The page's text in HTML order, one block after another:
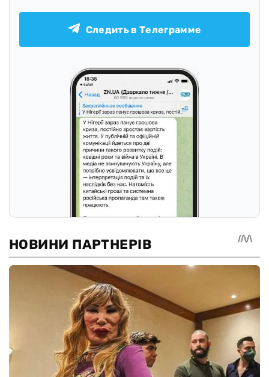
Следить в Телеграмме